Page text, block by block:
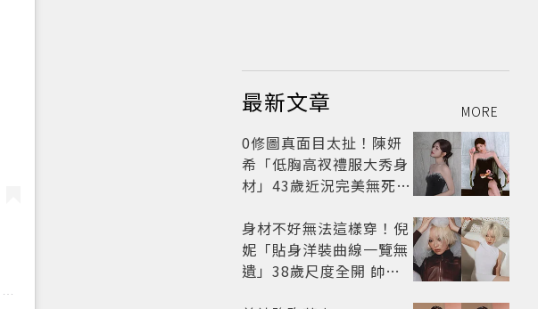
最新文章 MORE
0修圖真面目太扯！陳妍
希「低胸高衩禮服大秀身
材」43歲近況完美無死角
身材不好無法這樣穿！倪
妮「貼身洋裝曲線一覽無
遺」38歲尺度全開 帥氣